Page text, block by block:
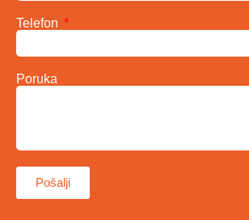
Telefon
Poruka
Pošalji